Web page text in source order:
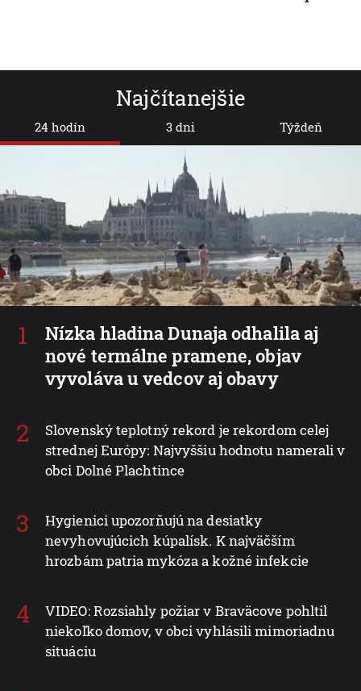
Najčítanejšie
24 hodín
Nízka hladina Dunaja odhalila aj
nové termálne pramene, objav
vyvoláva u vedcov aj obavy
Slovenský teplotný rekord je rekordom celej
strednej Európy: Najvyššiu hodnotu namerali v
obci Dolné Plachtince
Hygienici upozorňujú na desiatky
nevyhovujúcich kúpalísk. K najväčším
hrozbám patria mykóza a kožné infekcie
VIDEO: Rozsiahly požiar v Braväcove pohltil
niekoľko domov, v obci vyhlásili mimoriadnu
situáciu
3 dni Týždeň